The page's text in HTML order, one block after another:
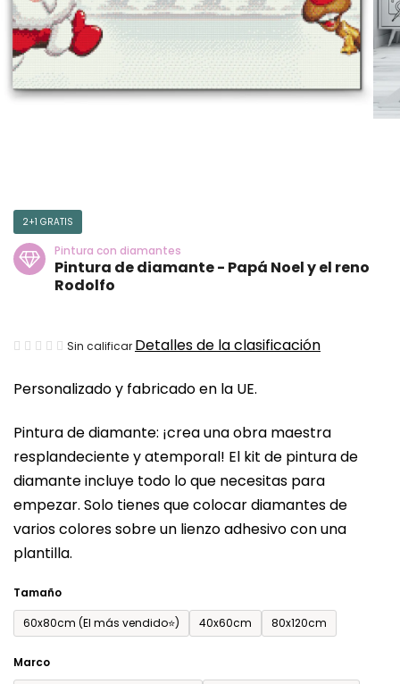
Personalizado y fabricado en la UE.
Pintura de diamante: ¡crea una obra maestra
resplandeciente y atemporal! El kit de pintura de
diamante incluye todo lo que necesitas para
empezar. Solo tienes que colocar diamantes de
varios colores sobre un lienzo adhesivo con una
plantilla.
Tamaño
60x80cm (El más vendido⭐)
40x60cm 80x120cm
Marco
2+1 GRATIS
Pintura con diamantes
Pintura de diamante - Papá Noel y el reno
Rodolfo
La
media
producto
es
de
0,0
sobre
5
Sin calificar Detalles de la clasificación